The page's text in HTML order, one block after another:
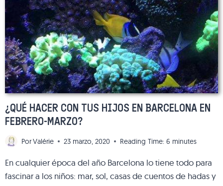
EN
BARCELONA
¿QUÉ HACER CON TUS HIJOS EN BARCELONA EN
FEBRERO-MARZO?
Por Valérie 23 marzo, 2020 Reading Time: 6 minutes
En cualquier época del año Barcelona lo tiene todo para
fascinar a los niños: mar, sol, casas de cuentos de hadas y